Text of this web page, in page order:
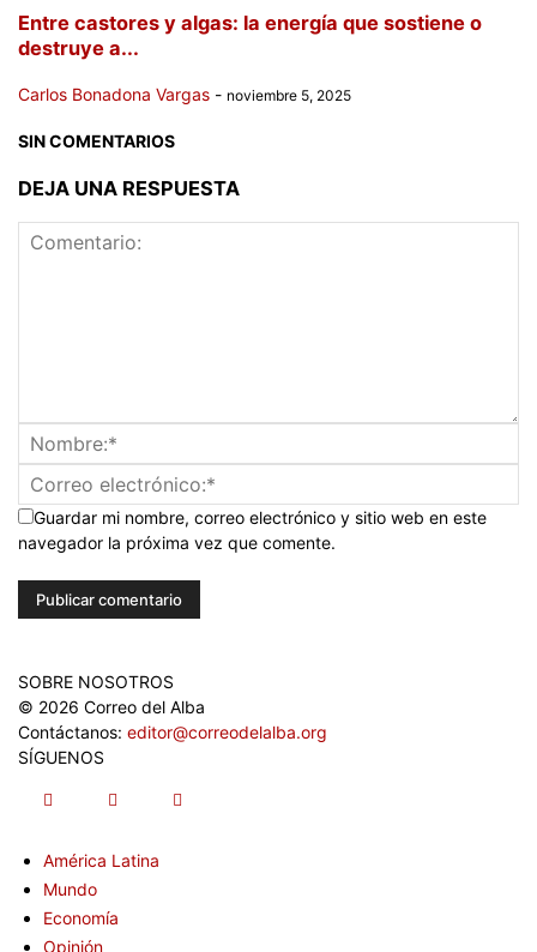
Entre castores y algas: la energía que sostiene o
destruye a...
Carlos Bonadona Vargas - noviembre 5, 2025
SIN COMENTARIOS
DEJA UNA RESPUESTA
Guardar mi nombre, correo electrónico y sitio web en este
navegador la próxima vez que comente.
SOBRE NOSOTROS
© 2026 Correo del Alba
Contáctanos: editor@correodelalba.org
SÍGUENOS
América Latina
Mundo
Economía
Opinión